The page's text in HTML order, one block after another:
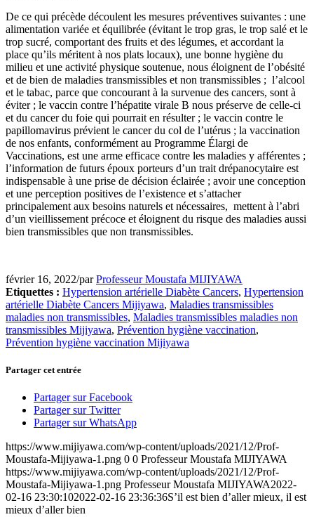
De ce qui précède découlent les mesures préventives suivantes : une
alimentation variée et équilibrée (évitant le trop gras, le trop salé et le
trop sucré, comportant des fruits et des légumes, et accordant la
place qu’ils méritent à nos plats locaux), une bonne hygiène du
milieu et une activité physique soutenue, nous éloignent de l’obésité
et de bien de maladies transmissibles et non transmissibles ; l’alcool
et le tabac, parce que concourant à la survenue des cancers, sont à
éviter ; le vaccin contre l’hépatite virale B nous préserve de celle-ci
et du cancer du foie qui pourrait en résulter ; le vaccin contre le
papillomavirus prévient le cancer du col de l’utérus ; la vaccination
de nos enfants, conformément au Programme Élargi de
Vaccinations, est une arme efficace contre les maladies y afférentes ;
l’information de futurs époux porteurs d’un trait drépanocytaire est
indispensable à une prise de décision éclairée ; avoir une conception
et une perception positives de l’existence et s’attacher
principalement aux besoins naturels et nécessaires, mettent à l’abri
d’un vieillissement précoce et éloignent du risque des maladies aussi
bien transmissibles que non transmissibles.
février 16, 2022/parProfesseur Moustafa MIJIYAWA
Etiquettes : Hypertension artérielle Diabète Cancers, Hypertension
artérielle Diabète Cancers Mijiyawa, Maladies transmissibles
maladies non transmissibles, Maladies transmissibles maladies non
transmissibles Mijiyawa, Prévention hygiène vaccination,
Prévention hygiène vaccination Mijiyawa
Partager cet entrée
Partager sur Facebook
Partager sur Twitter
Partager sur WhatsApp
https://www.mijiyawa.com/wp-content/uploads/2021/12/Prof-
Moustafa-Mijiyawa-1.png 0 0 Professeur Moustafa MIJIYAWA
https://www.mijiyawa.com/wp-content/uploads/2021/12/Prof-
Moustafa-Mijiyawa-1.png Professeur Moustafa MIJIYAWA2022-
02-16 23:30:102022-02-16 23:36:36S’il est bien d’aller mieux, il est
mieux d’aller bien